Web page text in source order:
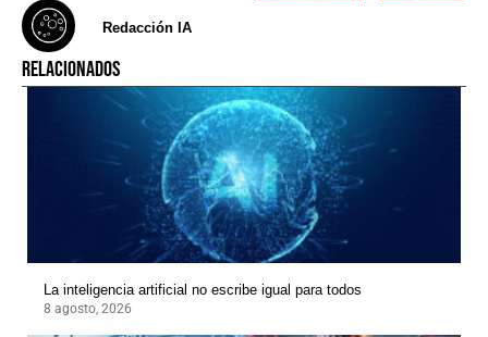
Redacción IA
RELACIONADOS
La inteligencia artificial no escribe igual para todos
8 agosto, 2026